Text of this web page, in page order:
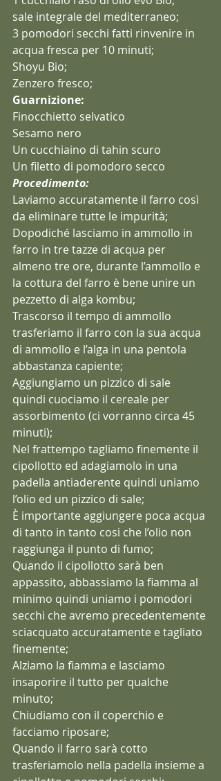
sale integrale del mediterraneo;
3 pomodori secchi fatti rinvenire in
acqua fresca per 10 minuti;
Shoyu Bio;
Zenzero fresco;
Guarnizione:
Finocchietto selvatico
Sesamo nero
Un cucchiaino di tahin scuro
Un filetto di pomodoro secco
Procedimento:
Laviamo accuratamente il farro così
da eliminare tutte le impurità;
Dopodiché lasciamo in ammollo in
farro in tre tazze di acqua per
almeno tre ore, durante l’ammollo e
la cottura del farro è bene unire un
pezzetto di alga kombu;
Trascorso il tempo di ammollo
trasferiamo il farro con la sua acqua
di ammollo e l’alga in una pentola
abbastanza capiente;
Aggiungiamo un pizzico di sale
quindi cuociamo il cereale per
assorbimento (ci vorranno circa 45
minuti);
Nel frattempo tagliamo finemente il
cipollotto ed adagiamolo in una
padella antiaderente quindi uniamo
l’olio ed un pizzico di sale;
È importante aggiungere poca acqua
di tanto in tanto cosi che l’olio non
raggiunga il punto di fumo;
Quando il cipollotto sarà ben
appassito, abbassiamo la fiamma al
minimo quindi uniamo i pomodori
secchi che avremo precedentemente
sciacquato accuratamente e tagliato
finemente;
Alziamo la fiamma e lasciamo
insaporire il tutto per qualche
minuto;
Chiudiamo con il coperchio e
facciamo riposare;
Quando il farro sarà cotto
trasferiamolo nella padella insieme a